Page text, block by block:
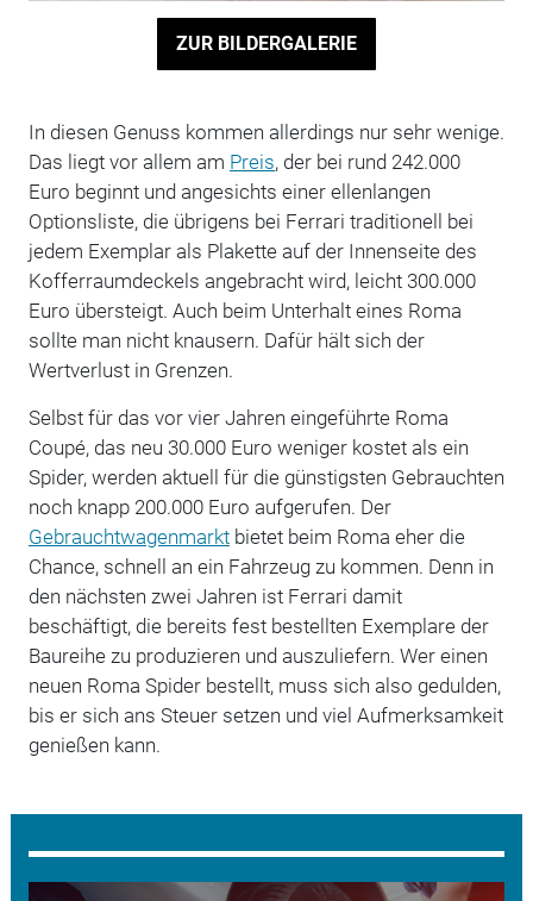
ZUR BILDERGALERIE
In diesen Genuss kommen allerdings nur sehr wenige.
Das liegt vor allem am Preis, der bei rund 242.000
Euro beginnt und angesichts einer ellenlangen
Optionsliste, die übrigens bei Ferrari traditionell bei
jedem Exemplar als Plakette auf der Innenseite des
Kofferraumdeckels angebracht wird, leicht 300.000
Euro übersteigt. Auch beim Unterhalt eines Roma
sollte man nicht knausern. Dafür hält sich der
Wertverlust in Grenzen.
Selbst für das vor vier Jahren eingeführte Roma
Coupé, das neu 30.000 Euro weniger kostet als ein
Spider, werden aktuell für die günstigsten Gebrauchten
noch knapp 200.000 Euro aufgerufen. Der
Gebrauchtwagenmarktbietet beim Roma eher die
Chance, schnell an ein Fahrzeug zu kommen. Denn in
den nächsten zwei Jahren ist Ferrari damit
beschäftigt, die bereits fest bestellten Exemplare der
Baureihe zu produzieren und auszuliefern. Wer einen
neuen Roma Spider bestellt, muss sich also gedulden,
bis er sich ans Steuer setzen und viel Aufmerksamkeit
genießen kann.